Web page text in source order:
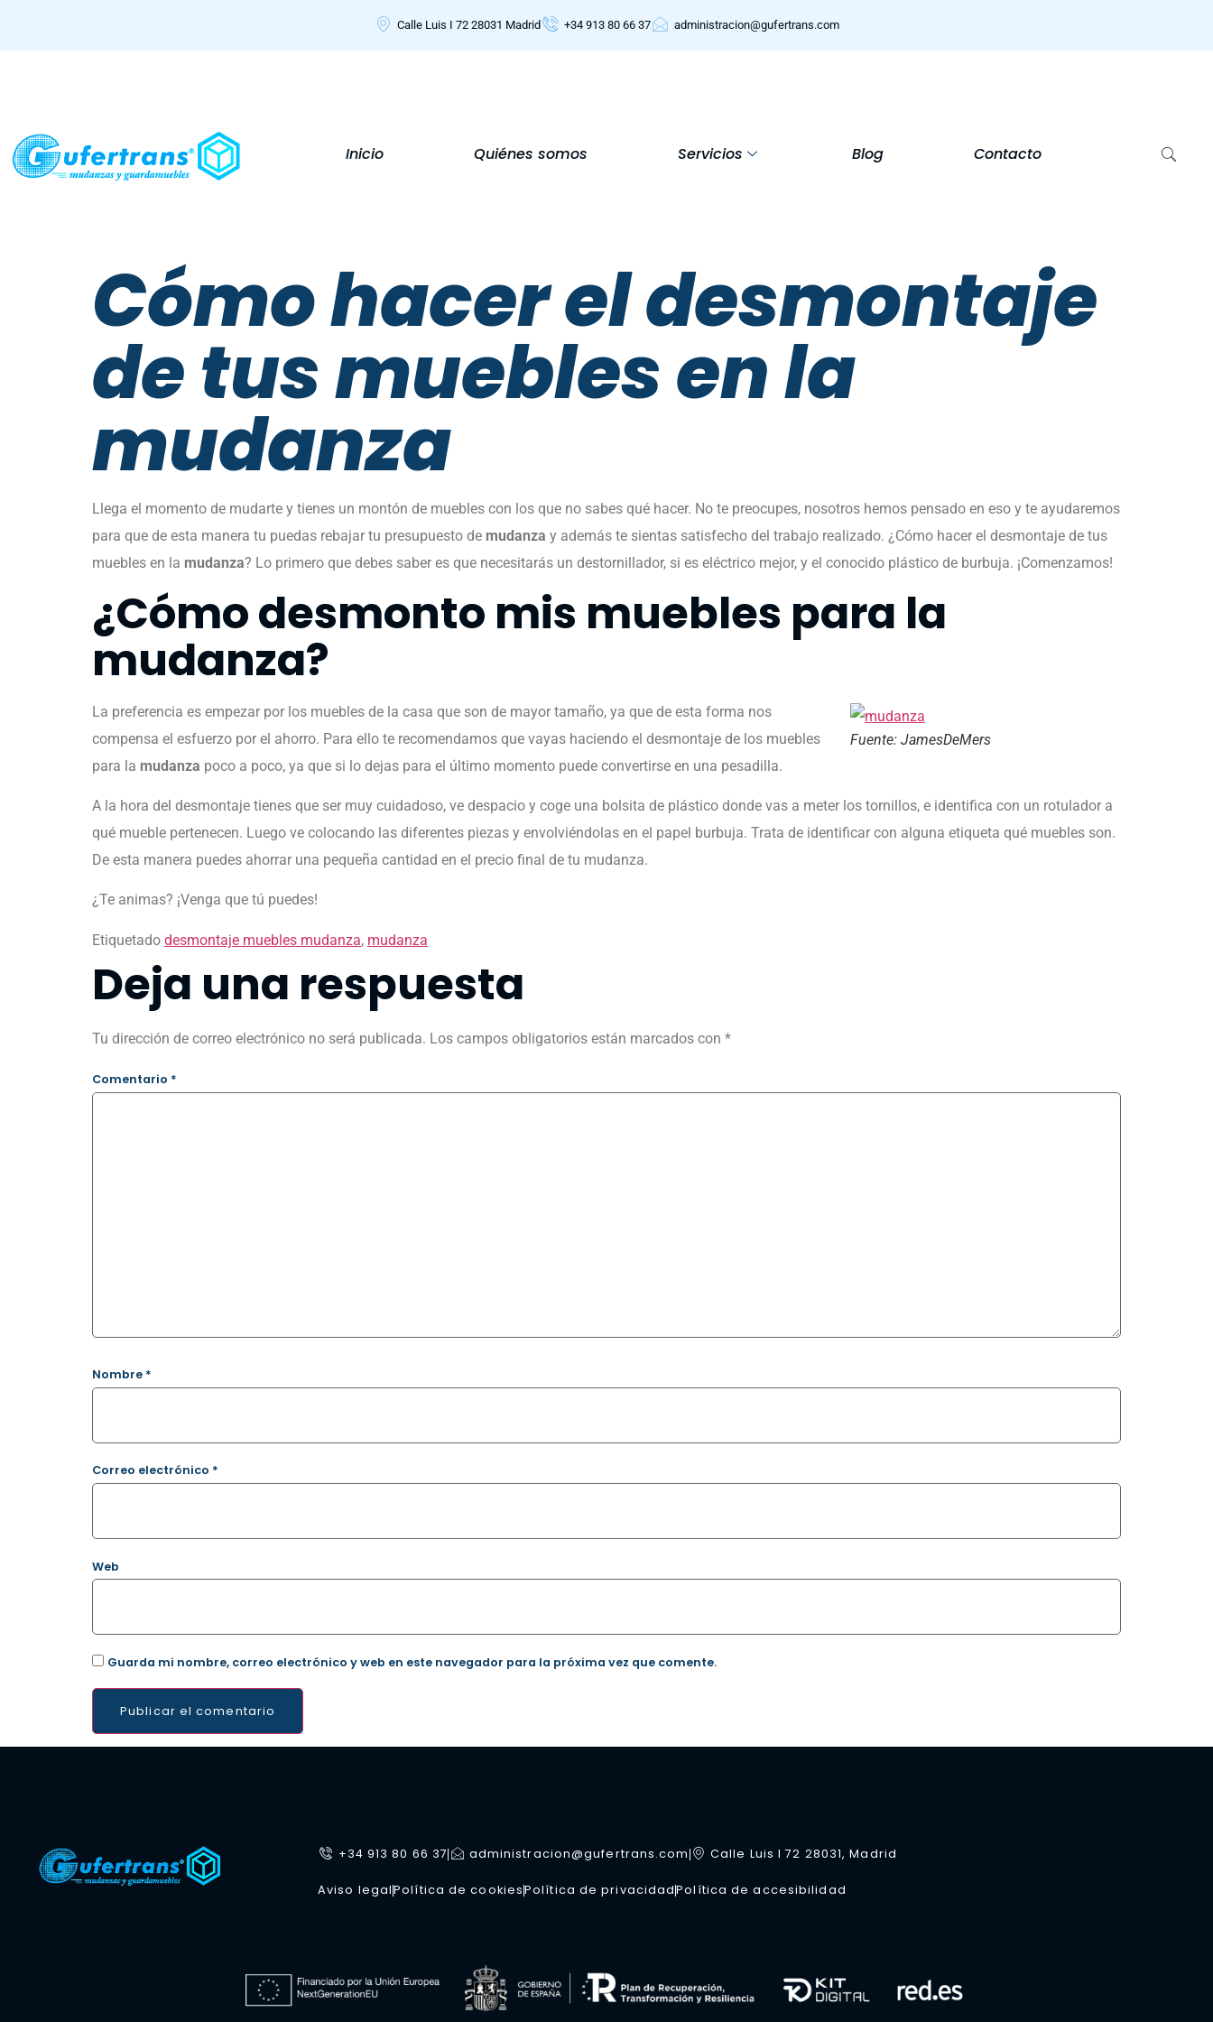
Calle Luis I 72 28031 Madrid +34 913 80 66 37 administracion@gufertrans.com
Inicio Quiénes somos Servicios Blog Contacto
Cómo hacer el desmontaje
de tus muebles en la
mudanza
Llega el momento de mudarte y tienes un montón de muebles con los que no sabes qué hacer. No te preocupes, nosotros hemos pensado en eso y te ayudaremos
para que de esta manera tu puedas rebajar tu presupuesto de mudanza y además te sientas satisfecho del trabajo realizado. ¿Cómo hacer el desmontaje de tus
muebles en la mudanza? Lo primero que debes saber es que necesitarás un destornillador, si es eléctrico mejor, y el conocido plástico de burbuja. ¡Comenzamos!
¿Cómo desmonto mis muebles para la
mudanza?
Fuente: JamesDeMers
La preferencia es empezar por los muebles de la casa que son de mayor tamaño, ya que de esta forma nos
compensa el esfuerzo por el ahorro. Para ello te recomendamos que vayas haciendo el desmontaje de los muebles
para la mudanza poco a poco, ya que si lo dejas para el último momento puede convertirse en una pesadilla.
A la hora del desmontaje tienes que ser muy cuidadoso, ve despacio y coge una bolsita de plástico donde vas a meter los tornillos, e identifica con un rotulador a
qué mueble pertenecen. Luego ve colocando las diferentes piezas y envolviéndolas en el papel burbuja. Trata de identificar con alguna etiqueta qué muebles son.
De esta manera puedes ahorrar una pequeña cantidad en el precio final de tu mudanza.
¿Te animas? ¡Venga que tú puedes!
Etiquetado desmontaje muebles mudanza, mudanza
Deja una respuesta
Tu dirección de correo electrónico no será publicada. Los campos obligatorios están marcados con *
Comentario *
Nombre *
Correo electrónico *
Web
Guarda mi nombre, correo electrónico y web en este navegador para la próxima vez que comente.
+34 913 80 66 37 administracion@gufertrans.com Calle Luis I 72 28031, Madrid
Aviso legalPolítica de cookiesPolítica de privacidadPolítica de accesibilidad